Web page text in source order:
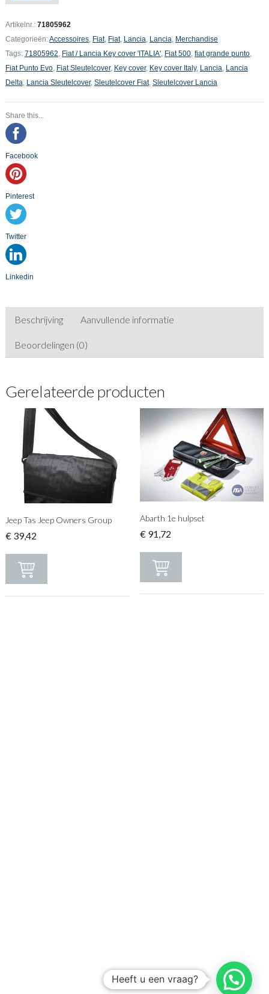
Lancia
Key
Cover
Italia
aantal
Artikelnr.: 71805962
Categorieën:Accessoires, Fiat, Fiat, Lancia, Lancia, Merchandise
Tags: 71805962, Fiat / Lancia Key cover 'ITALIA', Fiat 500, fiat grande punto,
Fiat Punto Evo, Fiat Sleutelcover, Key cover, Key cover Italy, Lancia, Lancia
Delta, Lancia Sleutelcover, Sleutelcover Fiat, Sleutelcover Lancia
Share this...
Facebook
Pinterest
Twitter
Linkedin
Beschrijving Aanvullende informatie
Beoordelingen (0)
Gerelateerde producten
Jeep Tas Jeep Owners Group
€39,42
Abarth 1e hulpset
€ 91,72
Heeft u een vraag?